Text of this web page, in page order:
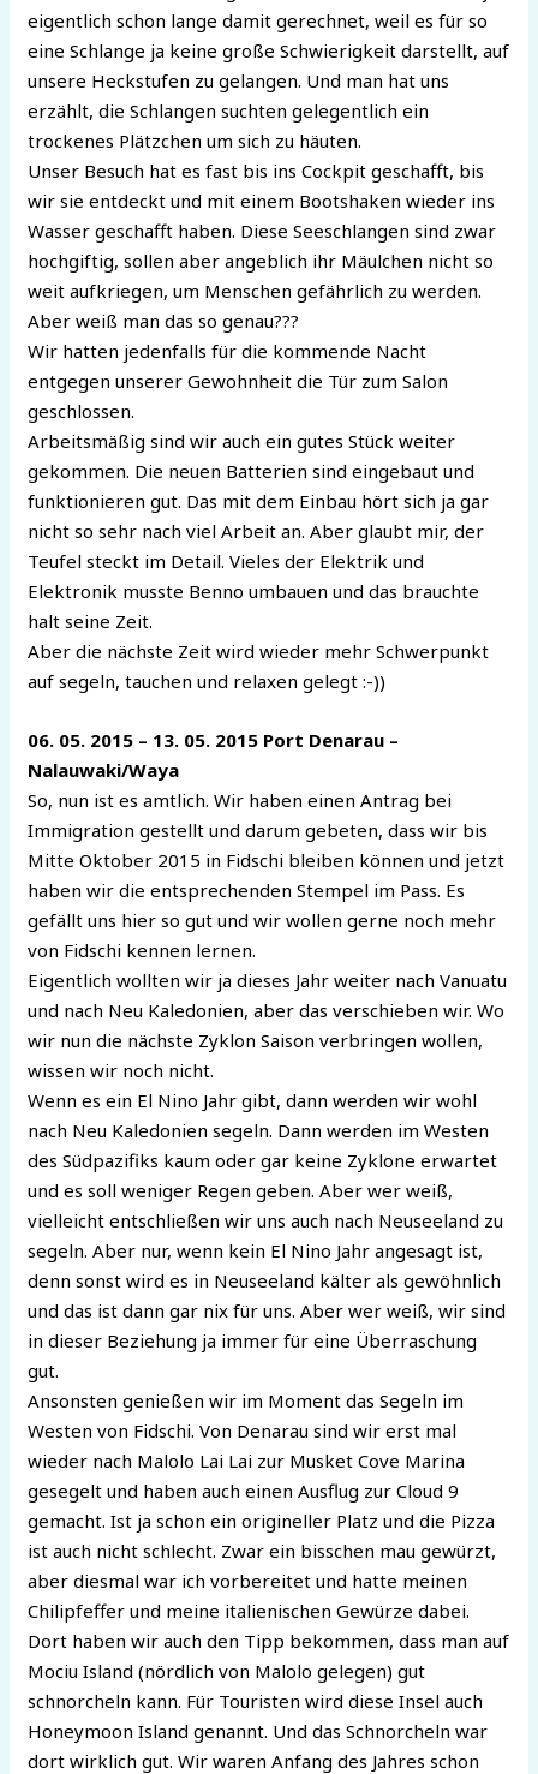
eigentlich schon lange damit gerechnet, weil es für so
eine Schlange ja keine große Schwierigkeit darstellt, auf
unsere Heckstufen zu gelangen. Und man hat uns
erzählt, die Schlangen suchten gelegentlich ein
trockenes Plätzchen um sich zu häuten.
Unser Besuch hat es fast bis ins Cockpit geschafft, bis
wir sie entdeckt und mit einem Bootshaken wieder ins
Wasser geschafft haben. Diese Seeschlangen sind zwar
hochgiftig, sollen aber angeblich ihr Mäulchen nicht so
weit aufkriegen, um Menschen gefährlich zu werden.
Aber weiß man das so genau???
Wir hatten jedenfalls für die kommende Nacht
entgegen unserer Gewohnheit die Tür zum Salon
geschlossen.
Arbeitsmäßig sind wir auch ein gutes Stück weiter
gekommen. Die neuen Batterien sind eingebaut und
funktionieren gut. Das mit dem Einbau hört sich ja gar
nicht so sehr nach viel Arbeit an. Aber glaubt mir, der
Teufel steckt im Detail. Vieles der Elektrik und
Elektronik musste Benno umbauen und das brauchte
halt seine Zeit.
Aber die nächste Zeit wird wieder mehr Schwerpunkt
auf segeln, tauchen und relaxen gelegt :-))
06. 05. 2015 – 13. 05. 2015 Port Denarau –
Nalauwaki/Waya
So, nun ist es amtlich. Wir haben einen Antrag bei
Immigration gestellt und darum gebeten, dass wir bis
Mitte Oktober 2015 in Fidschi bleiben können und jetzt
haben wir die entsprechenden Stempel im Pass. Es
gefällt uns hier so gut und wir wollen gerne noch mehr
von Fidschi kennen lernen.
Eigentlich wollten wir ja dieses Jahr weiter nach Vanuatu
und nach Neu Kaledonien, aber das verschieben wir. Wo
wir nun die nächste Zyklon Saison verbringen wollen,
wissen wir noch nicht.
Wenn es ein El Nino Jahr gibt, dann werden wir wohl
nach Neu Kaledonien segeln. Dann werden im Westen
des Südpazifiks kaum oder gar keine Zyklone erwartet
und es soll weniger Regen geben. Aber wer weiß,
vielleicht entschließen wir uns auch nach Neuseeland zu
segeln. Aber nur, wenn kein El Nino Jahr angesagt ist,
denn sonst wird es in Neuseeland kälter als gewöhnlich
und das ist dann gar nix für uns. Aber wer weiß, wir sind
in dieser Beziehung ja immer für eine Überraschung
gut.
Ansonsten genießen wir im Moment das Segeln im
Westen von Fidschi. Von Denarau sind wir erst mal
wieder nach Malolo Lai Lai zur Musket Cove Marina
gesegelt und haben auch einen Ausflug zur Cloud 9
gemacht. Ist ja schon ein origineller Platz und die Pizza
ist auch nicht schlecht. Zwar ein bisschen mau gewürzt,
aber diesmal war ich vorbereitet und hatte meinen
Chilipfeffer und meine italienischen Gewürze dabei.
Dort haben wir auch den Tipp bekommen, dass man auf
Mociu Island (nördlich von Malolo gelegen) gut
schnorcheln kann. Für Touristen wird diese Insel auch
Honeymoon Island genannt. Und das Schnorcheln war
dort wirklich gut. Wir waren Anfang des Jahres schon